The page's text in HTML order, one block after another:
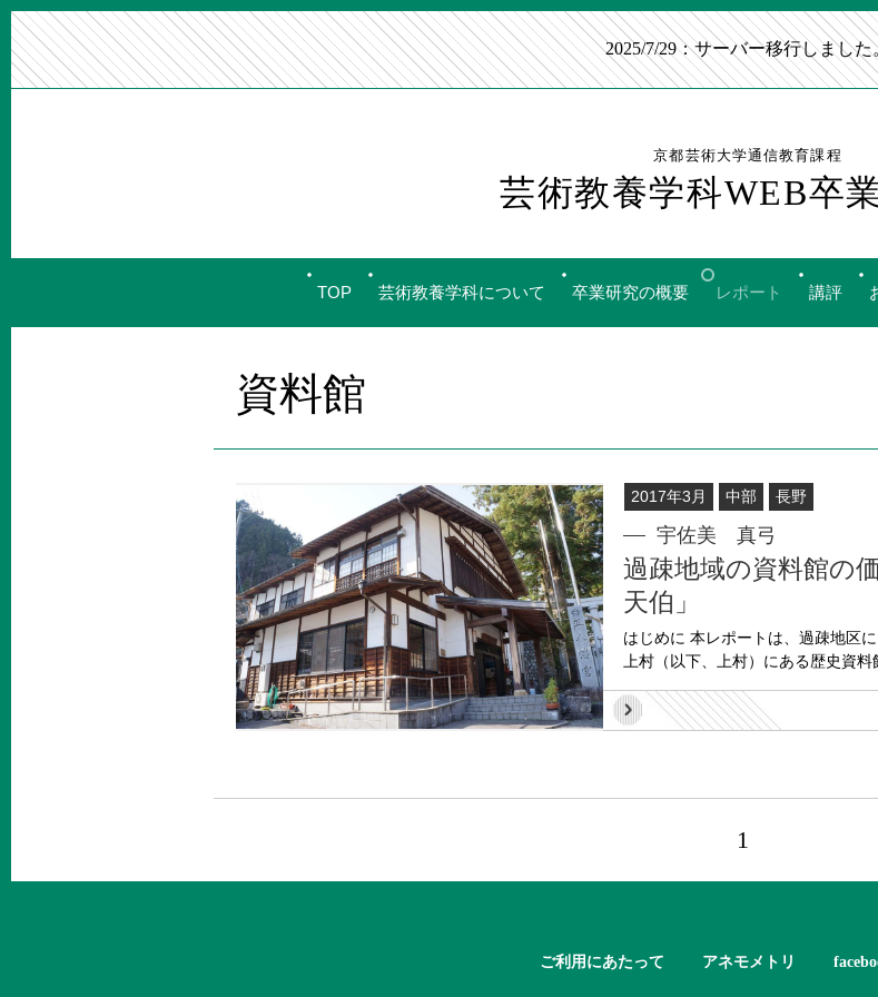
2025/7/29：サーバー移行しました
京都芸術大学通信教育課程
芸術教養学科WEB卒
TOP 芸術教養学科について 卒業研究の概要 レポート 講評
資料館
2017年3月 中部 長野
宇佐美 真弓
過疎地域の資料館の
天伯」
はじめに 本レポートは、過疎地区
上村（以下、上村）にある歴史資
1
ご利用にあたって アネモメトリ